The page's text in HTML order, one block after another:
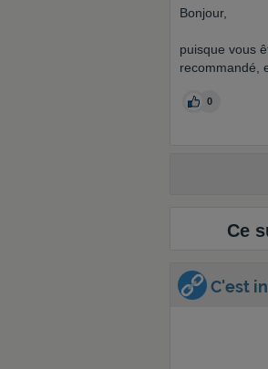
Bonjour,
puisque vous
recommandé,
0
Ce
C'est